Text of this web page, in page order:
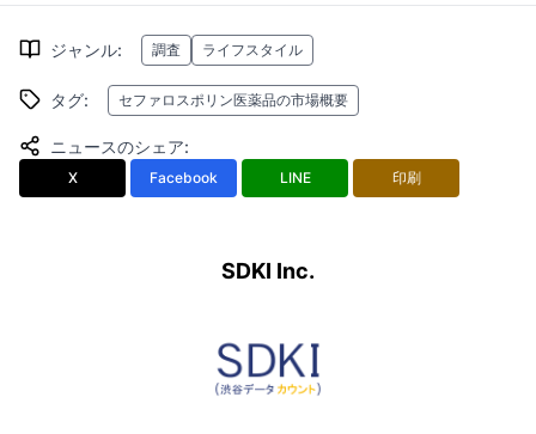
ジャンル: 調査 ライフスタイル
タグ: セファロスポリン医薬品の市場概要
ニュースのシェア:
X Facebook LINE 印刷
SDKI Inc.